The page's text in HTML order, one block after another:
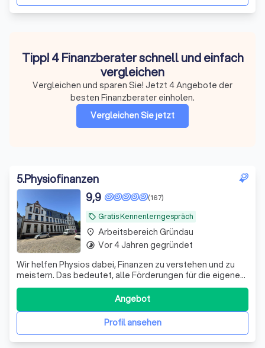
Tipp! 4 Finanzberater schnell und einfach
vergleichen
Vergleichen und sparen Sie! Jetzt 4 Angebote der
besten Finanzberater einholen.
Vergleichen Sie jetzt
5.Physiofinanzen
local_offer Gratis Kennenlerngespräch
(167)
9,9
Wir helfen Physios dabei, Finanzen zu verstehen und zu
meistern. Das bedeutet, alle Förderungen für die eigene
Vorsorge und Absicherung richtig zu nutzen.
Profil ansehen
Angebot
place Arbeitsbereich Gründau
timelapse Vor 4 Jahren gegründet